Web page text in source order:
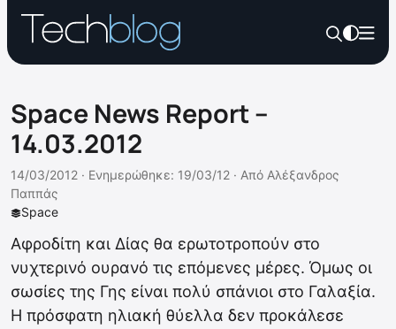
Space News Report –
14.03.2012
Space
14/03/2012 · Ενημερώθηκε: 19/03/12 · Από Αλέξανδρος
Παππάς
Αφροδίτη και Δίας θα ερωτοτροπούν στο
νυχτερινό ουρανό τις επόμενες μέρες. Όμως οι
σωσίες της Γης είναι πολύ σπάνιοι στο Γαλαξία.
Η πρόσφατη ηλιακή θύελλα δεν προκάλεσε